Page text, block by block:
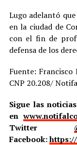
Lugo adelantó
en la ciudad de
con el fin de
defensa de los
Fuente: Francisco
CNP 20.208/
Sigue las
en
Twitter
Facebook: